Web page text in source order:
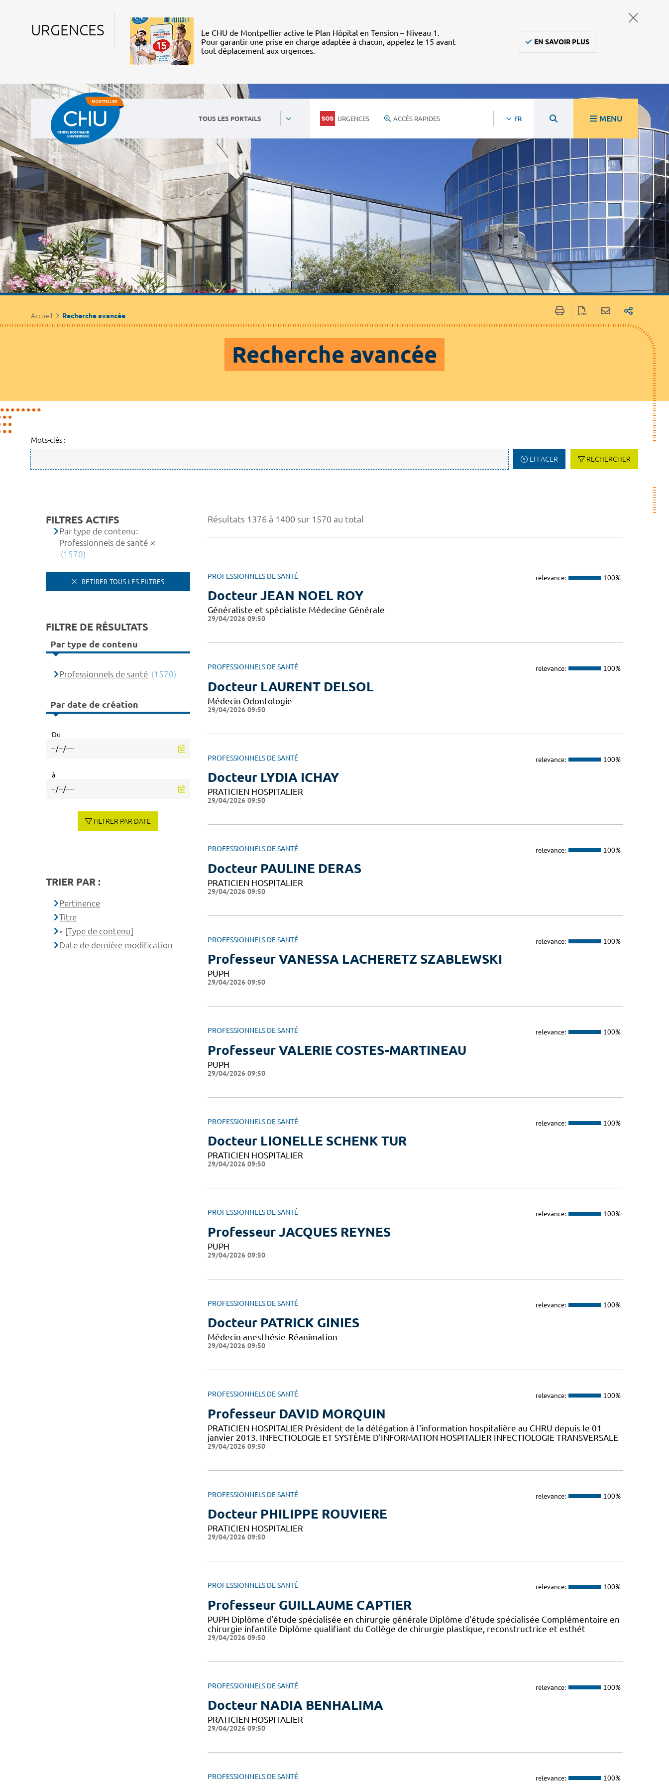
URGENCES
Le CHU de Montpellier active le Plan Hôpital en Tension – Niveau 1.
Pour garantir une prise en charge adaptée à chacun, appelez le 15 avant
tout déplacement aux urgences.
EN SAVOIR PLUS
TOUS LES PORTAILS URGENCES ACCÈS RAPIDES FR MENU
Accueil Recherche avancée
Recherche avancée
Mots-clés :
EFFACER RECHERCHER
Résultats 1376 à 1400 sur 1570 au total
PROFESSIONNELS DE SANTÉ relevance: 100%
Docteur JEAN NOEL ROY
Généraliste et spécialiste Médecine Générale
29/04/2026 09:50
PROFESSIONNELS DE SANTÉ relevance: 100%
Docteur LAURENT DELSOL
Médecin Odontologie
29/04/2026 09:50
PROFESSIONNELS DE SANTÉ relevance: 100%
Docteur LYDIA ICHAY
PRATICIEN HOSPITALIER
29/04/2026 09:50
PROFESSIONNELS DE SANTÉ relevance: 100%
Docteur PAULINE DERAS
PRATICIEN HOSPITALIER
29/04/2026 09:50
PROFESSIONNELS DE SANTÉ relevance: 100%
Professeur VANESSA LACHERETZ SZABLEWSKI
PUPH
29/04/2026 09:50
PROFESSIONNELS DE SANTÉ relevance: 100%
Professeur VALERIE COSTES-MARTINEAU
PUPH
29/04/2026 09:50
PROFESSIONNELS DE SANTÉ relevance: 100%
Docteur LIONELLE SCHENK TUR
PRATICIEN HOSPITALIER
29/04/2026 09:50
PROFESSIONNELS DE SANTÉ relevance: 100%
Professeur JACQUES REYNES
PUPH
29/04/2026 09:50
PROFESSIONNELS DE SANTÉ relevance: 100%
Docteur PATRICK GINIES
Médecin anesthésie-Réanimation
29/04/2026 09:50
PROFESSIONNELS DE SANTÉ relevance: 100%
Professeur DAVID MORQUIN
PRATICIEN HOSPITALIER Président de la délégation à l'information hospitalière au CHRU depuis le 01
janvier 2013. INFECTIOLOGIE ET SYSTÈME D'INFORMATION HOSPITALIER INFECTIOLOGIE TRANSVERSALE
29/04/2026 09:50
PROFESSIONNELS DE SANTÉ relevance: 100%
Docteur PHILIPPE ROUVIERE
PRATICIEN HOSPITALIER
29/04/2026 09:50
PROFESSIONNELS DE SANTÉ relevance: 100%
Professeur GUILLAUME CAPTIER
PUPH Diplôme d'étude spécialisée en chirurgie générale Diplôme d'étude spécialisée Complémentaire en
chirurgie infantile Diplôme qualifiant du Collège de chirurgie plastique, reconstructrice et esthét
29/04/2026 09:50
PROFESSIONNELS DE SANTÉ relevance: 100%
Docteur NADIA BENHALIMA
PRATICIEN HOSPITALIER
29/04/2026 09:50
PROFESSIONNELS DE SANTÉ relevance: 100%
FILTRES ACTIFS
Par type de contenu:
Professionnels de santé
(1570)
RETIRER TOUS LES FILTRES
FILTRE DE RÉSULTATS
Par type de contenu
Professionnels de santé (1570)
Par date de création
Du
à
FILTRER PAR DATE
TRIER PAR :
Pertinence
Titre
[Type de contenu]
Date de dernière modification